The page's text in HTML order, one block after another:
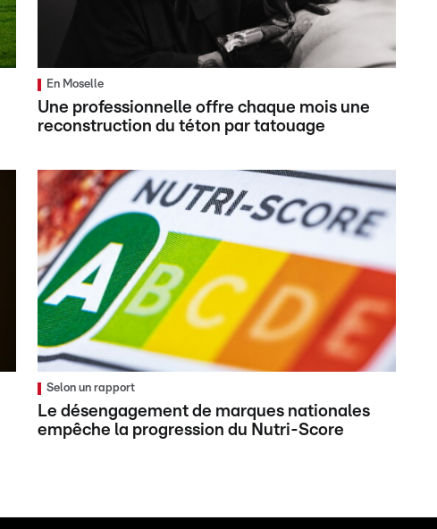
En Moselle
Une professionnelle offre chaque mois une
reconstruction du téton par tatouage
Selon un rapport
Le désengagement de marques nationales
empêche la progression du Nutri-Score